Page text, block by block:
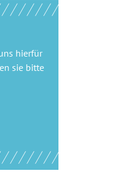
hierfür
sie bitte